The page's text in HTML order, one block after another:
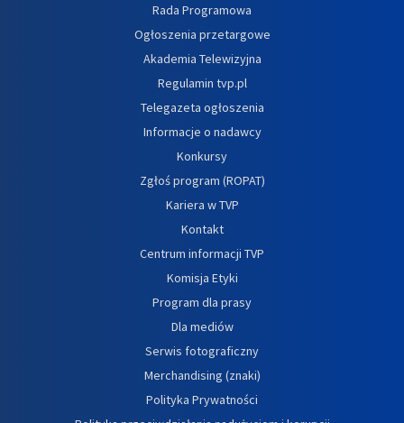
Rada Programowa
Ogłoszenia przetargowe
Akademia Telewizyjna
Regulamin tvp.pl
Telegazeta ogłoszenia
Informacje o nadawcy
Konkursy
Zgłoś program (ROPAT)
Kariera w TVP
Kontakt
Centrum informacji TVP
Komisja Etyki
Program dla prasy
Dla mediów
Serwis fotograficzny
Merchandising (znaki)
Polityka Prywatności